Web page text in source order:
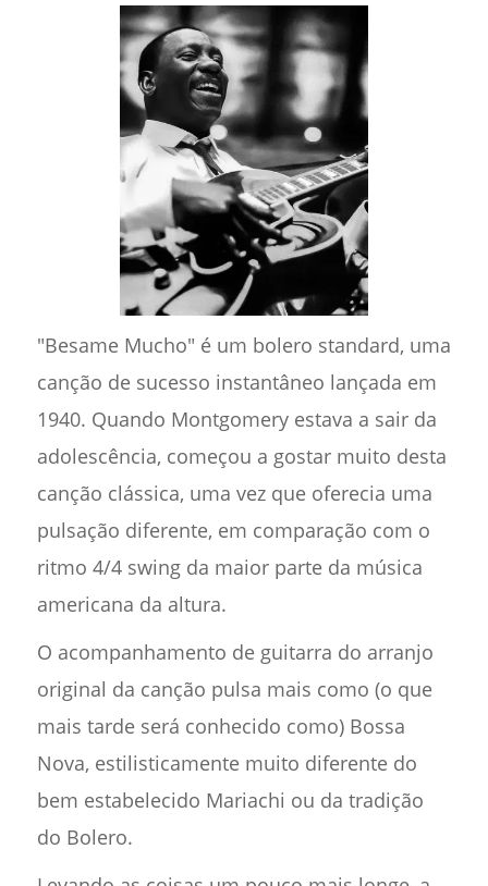
"Besame Mucho" é um bolero standard, uma
canção de sucesso instantâneo lançada em
1940. Quando Montgomery estava a sair da
adolescência, começou a gostar muito desta
canção clássica, uma vez que oferecia uma
pulsação diferente, em comparação com o
ritmo 4/4 swing da maior parte da música
americana da altura.
O acompanhamento de guitarra do arranjo
original da canção pulsa mais como (o que
mais tarde será conhecido como) Bossa
Nova, estilisticamente muito diferente do
bem estabelecido Mariachi ou da tradição
do Bolero.